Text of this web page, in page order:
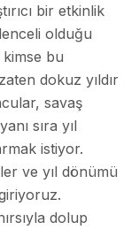
bir etkinlik
olduğu
bu
dokuz yıldır
savaş
sıra yıl
istiyor.
ve yıl dönümü
dolup